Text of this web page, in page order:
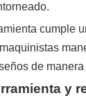
cumple
de
y